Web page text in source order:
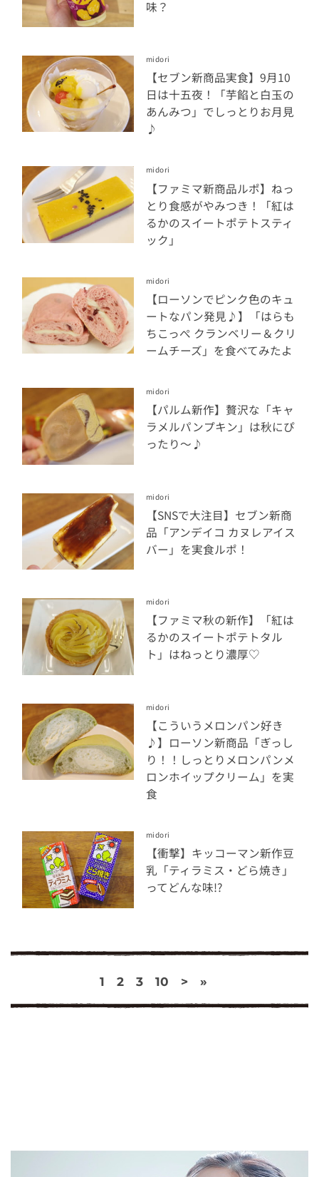
味？
midori
【セブン新商品実食】9月10
日は十五夜！「芋餡と白玉の
あんみつ」でしっとりお月見
♪
midori
【ファミマ新商品ルポ】ねっ
とり食感がやみつき！「紅は
るかのスイートポテトスティ
ック」
midori
【ローソンでピンク色のキュ
ートなパン発見♪】「はらも
ちこっぺ クランベリー＆クリ
ームチーズ」を食べてみたよ
midori
【パルム新作】贅沢な「キャ
ラメルパンプキン」は秋にぴ
ったり〜♪
midori
【SNSで大注目】セブン新商
品「アンデイコ カヌレアイス
バー」を実食ルポ！
midori
【ファミマ秋の新作】「紅は
るかのスイートポテトタル
ト」はねっとり濃厚♡
midori
【こういうメロンパン好き
♪】ローソン新商品「ぎっし
り！！しっとりメロンパンメ
ロンホイップクリーム」を実
食
midori
【衝撃】キッコーマン新作豆
乳「ティラミス・どら焼き」
ってどんな味!?
1 2 3 10 > »